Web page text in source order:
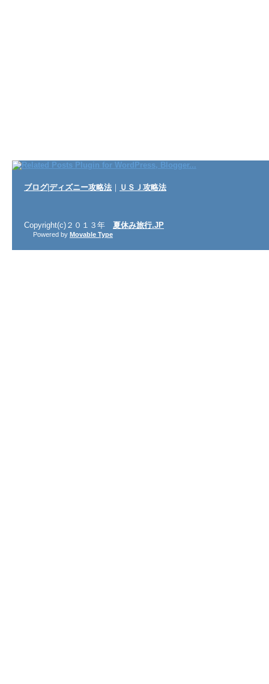
ブログ|ディズニー攻略法 ｜ ＵＳＪ攻略法
Copyright(c)２０１３年 夏休み旅行.JP
Powered by Movable Type